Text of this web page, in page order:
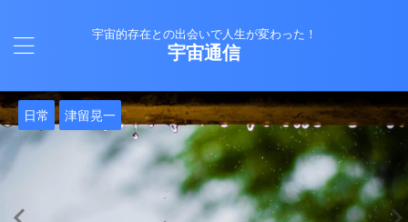
宇宙的存在との出会いで人生が変わった！
宇宙通信
日常 津留晃一
バシャール 日常 津留晃一
Healy 日常
バシャール 日常
日常
日常
Healy 日常 津留晃一
日常
Healy 日常
日常